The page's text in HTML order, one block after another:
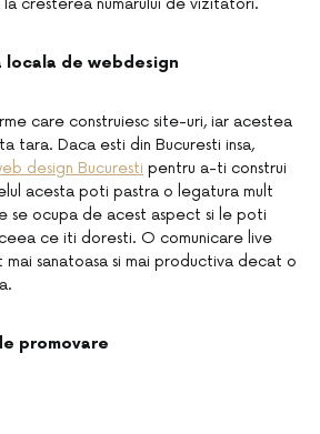
cresterea numarului de vizitatori.
locala de webdesign
care construiesc site-uri, iar acestea
tara. Daca esti din Bucuresti insa,
design Bucuresti pentru a-ti construi
acesta poti pastra o legatura mult
se ocupa de acest aspect si le poti
ce iti doresti. O comunicare live
sanatoasa si mai productiva decat o
promovare